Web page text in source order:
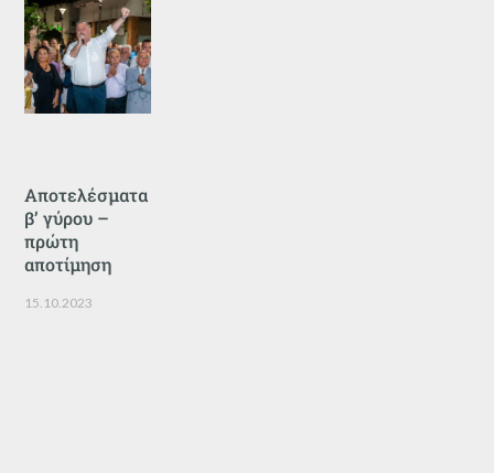
Αποτελέσματα
β’ γύρου –
πρώτη
αποτίμηση
15.10.2023